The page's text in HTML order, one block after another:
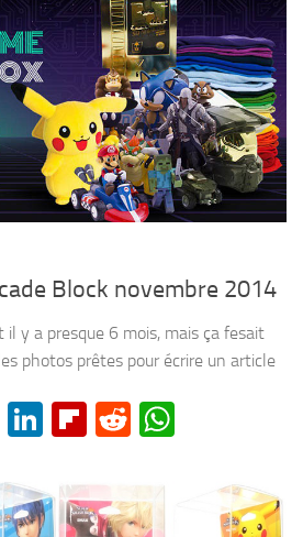
Block novembre 2014
il y a presque 6 mois, mais ça fesait
photos prêtes pour écrire un article
Tumblr
LinkedIn
Flipboard
Reddit